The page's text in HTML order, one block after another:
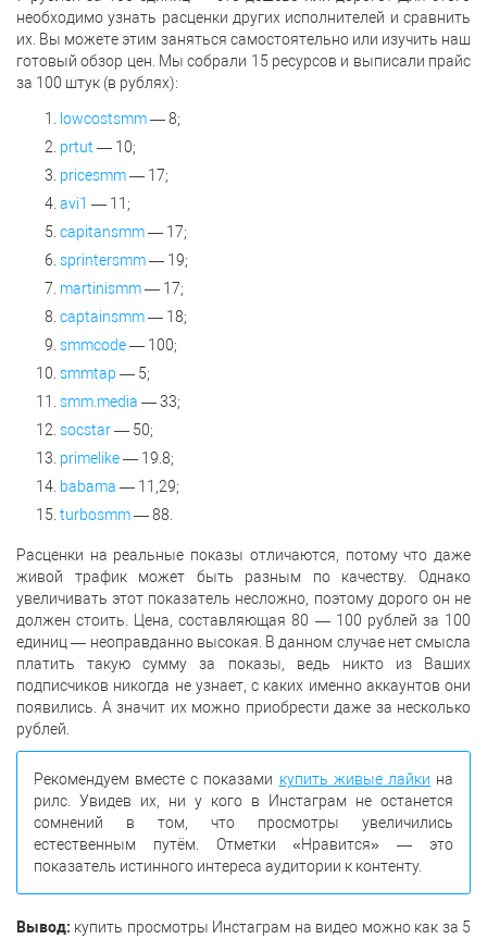
необходимо узнать расценки других исполнителей и сравнить
их. Вы можете этим заняться самостоятельно или изучить наш
готовый обзор цен. Мы собрали 15 ресурсов и выписали прайс
за 100 штук (в рублях):
lowcostsmm— 8;
prtut — 10;
pricesmm— 17;
avi1 — 11;
capitansmm— 17;
sprintersmm— 19;
martinismm— 17;
captainsmm— 18;
smmcode— 100;
smmtap — 5;
smm.media — 33;
socstar— 50;
primelike— 19.8;
babama — 11,29;
turbosmm— 88.
Расценки на реальные показы отличаются, потому что даже
живой трафик может быть разным по качеству. Однако
увеличивать этот показатель несложно, поэтому дорого он не
должен стоить. Цена, составляющая 80 — 100 рублей за 100
единиц — неоправданно высокая. В данном случае нет смысла
платить такую сумму за показы, ведь никто из Ваших
подписчиков никогда не узнает, с каких именно аккаунтов они
появились. А значит их можно приобрести даже за несколько
рублей.
Рекомендуем вместе с показами купить живые лайки на
рилс. Увидев их, ни у кого в Инстаграм не останется
сомнений в том, что просмотры увеличились
естественным путём. Отметки «Нравится» — это
показатель истинного интереса аудитории к контенту.
Вывод: купить просмотры Инстаграм на видео можно как за 5